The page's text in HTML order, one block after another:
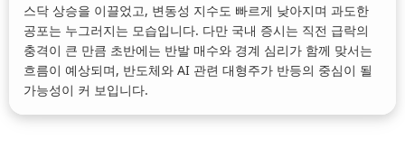
스닥 상승을 이끌었고, 변동성 지수도 빠르게 낮아지며 과도한
공포는 누그러지는 모습입니다. 다만 국내 증시는 직전 급락의
충격이 큰 만큼 초반에는 반발 매수와 경계 심리가 함께 맞서는
흐름이 예상되며, 반도체와 AI 관련 대형주가 반등의 중심이 될
가능성이 커 보입니다.